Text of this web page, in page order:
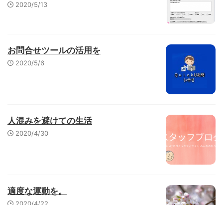
2020/5/13
お問合せツールの活用を
2020/5/6
人混みを避けての生活
2020/4/30
適度な運動を。